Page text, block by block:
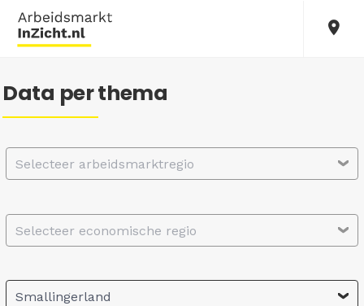
Data per thema
Selecteer arbeidsmarktregio
Selecteer economische regio
Smallingerland